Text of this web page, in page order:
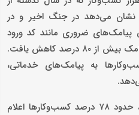
نشان می‌دهد در جنگ اخیر و در
پیامک‌های ضروری مانند کد ورود
محدود شده بود، حجم ترافیک پیامک بیش از ۸۰ درصد کاهش یافت.
به پیامک‌های خدماتی،
بر اساس نتایج نظرسنجی مذکور، حدود ۷۸ درصد کسب‌وکارها اعلام